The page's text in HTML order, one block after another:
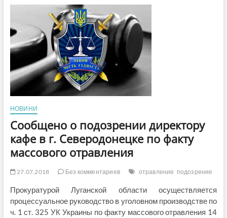
НОВИНИ
Сообщено о подозрении директору
кафе в г. Северодонецке по факту
массового отравления
27.07.2018 Без комментариев отравление подозрение
Прокуратурой Луганской области осуществляется
процессуальное руководство в уголовном производстве по
ч. 1 ст. 325 УК Украины по факту массового отравления 14